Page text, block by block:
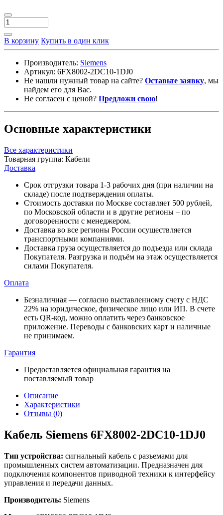
В корзину Купить в один клик
Производитель: Siemens
Артикул: 6FX8002-2DC10-1DJ0
Не нашли нужный товар на сайте? Оставьте заявку, мы
найдем его для Вас.
Не согласен с ценой? Предложи свою!
Основные характеристики
Все характеристики
Товарная группа: Кабели
Доставка
Срок отгрузки товара 1-3 рабочих дня (при наличии на
складе) после подтверждения оплаты.
Стоимость доставки по Москве составляет 500 рублей,
по Московской области и в другие регионы – по
договоренности с менеджером.
Доставка во все регионы России осуществляется
транспортными компаниями.
Доставка груза осуществляется до подъезда или склада
Покупателя. Разгрузка и подъём на этаж осуществляется
силами Покупателя.
Оплата
Безналичная — согласно выставленному счету c НДС
22% на юридическое, физическое лицо или ИП. В счете
есть QR-код, можно оплатить через банковское
приложение. Переводы с банковских карт и наличные
не принимаем.
Гарантия
Предоставляется официальная гарантия на
поставляемый товар
Описание
Характеристики
Отзывы (0)
Кабель Siemens 6FX8002-2DC10-1DJ0
Тип устройства: сигнальный кабель с разъемами для
промышленных систем автоматизации. Предназначен для
подключения компонентов приводной техники к интерфейсу
управления и передачи данных.
Производитель: Siemens